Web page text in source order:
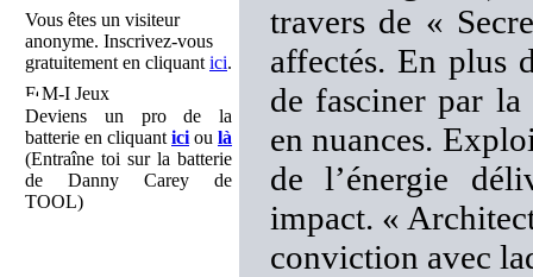
Vous êtes un visiteur
anonyme. Inscrivez-vous
gratuitement en cliquant ici.
M-I Jeux
Deviens un pro de la
batterie en cliquant ici ou là
(Entraîne toi sur la batterie
de Danny Carey de
TOOL)
travers de «
affectés. En plus
de fasciner par
en nuances.
de l’énergie
impact. «
conviction avec